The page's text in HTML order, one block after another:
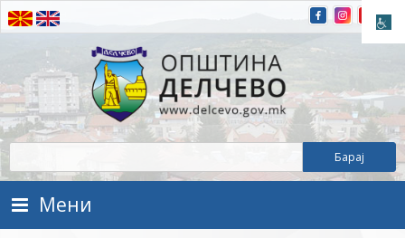
Прескокнете на содржината
Општина Делчево
Општина Делчево
Мени